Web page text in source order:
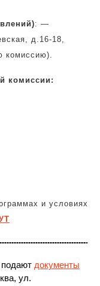
: —
д.16-18,
комиссию).
комиссии:
и условиях
подают документы
ул.